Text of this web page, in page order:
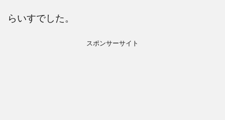
らいすでした。
スポンサーサイト